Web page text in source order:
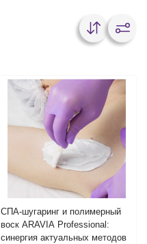
СПА-шугаринг и полимерный
воск ARAVIA Professional:
синергия актуальных методов